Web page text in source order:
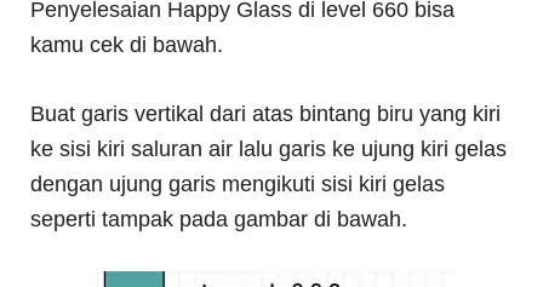
Penyelesaian Happy Glass di level 660 bisa
kamu cek di bawah.
Buat garis vertikal dari atas bintang biru yang kiri
ke sisi kiri saluran air lalu garis ke ujung kiri gelas
dengan ujung garis mengikuti sisi kiri gelas
seperti tampak pada gambar di bawah.